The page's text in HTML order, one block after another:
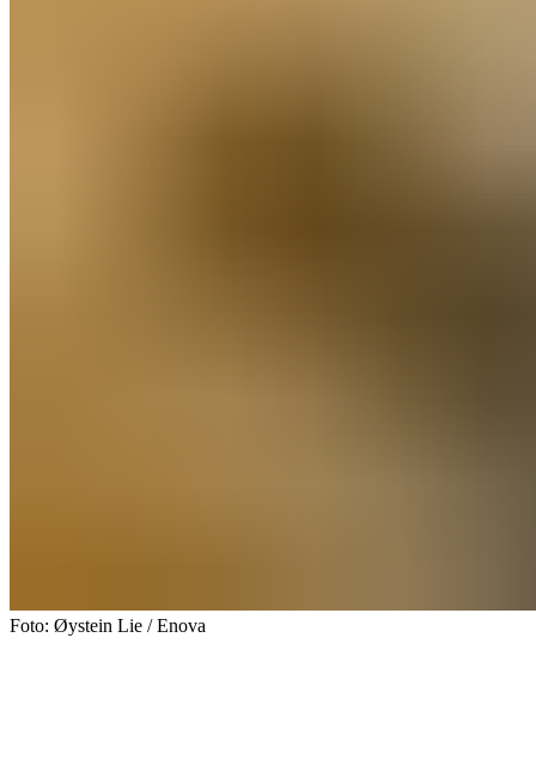
Foto: Øystein Lie / Enova